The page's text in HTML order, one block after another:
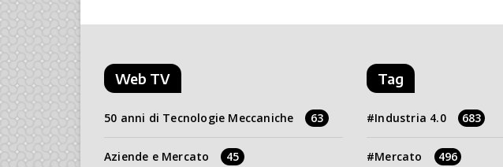
Web TV
50 anni di Tecnologie Meccaniche 63
Aziende e Mercato 45
Tag
Industria 4.0 683
Mercato 496